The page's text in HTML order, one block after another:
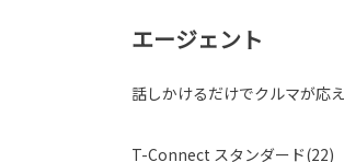
エージェント
話しかけるだけでクルマが応え
T-Connect スタンダード(22)